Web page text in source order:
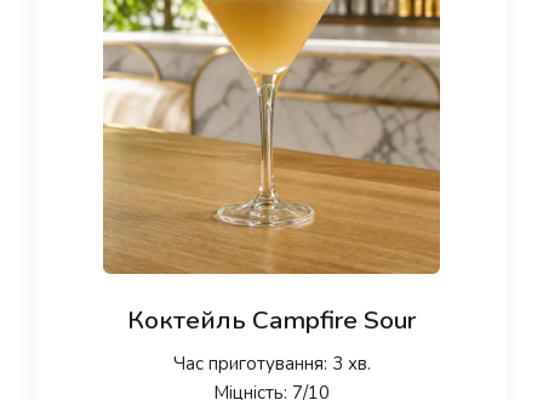
Коктейль Campfire Sour
Час приготування: 3 хв.
Міцність: 7/10